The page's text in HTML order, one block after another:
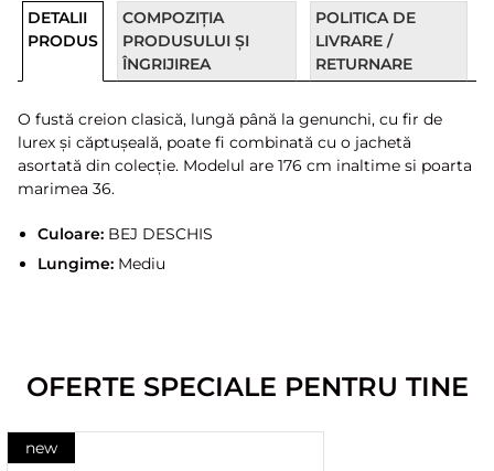
DETALII
PRODUS
COMPOZIȚIA
PRODUSULUI ȘI
ÎNGRIJIREA
POLITICA DE
LIVRARE /
RETURNARE
O fustă creion clasică, lungă până la genunchi, cu fir de
lurex și căptușeală, poate fi combinată cu o jachetă
asortată din colecție. Modelul are 176 cm inaltime si poarta
marimea 36.
Culoare:BEJ DESCHIS
Lungime:Mediu
OFERTE SPECIALE PENTRU TINE
new